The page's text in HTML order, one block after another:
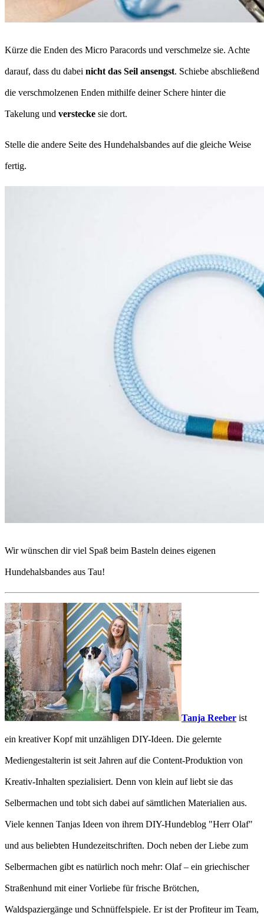
Kürze die Enden des Micro Paracords und verschmelze sie. Achte
darauf, dass du dabei nicht das Seil ansengst. Schiebe abschließend
die verschmolzenen Enden mithilfe deiner Schere hinter die
Takelung und verstecke sie dort.
Stelle die andere Seite des Hundehalsbandes auf die gleiche Weise
fertig.
Wir wünschen dir viel Spaß beim Basteln deines eigenen
Hundehalsbandes aus Tau!
Tanja Reeber ist
ein kreativer Kopf mit unzähligen DIY-Ideen. Die gelernte
Mediengestalterin ist seit Jahren auf die Content-Produktion von
Kreativ-Inhalten spezialisiert. Denn von klein auf liebt sie das
Selbermachen und tobt sich dabei auf sämtlichen Materialien aus.
Viele kennen Tanjas Ideen von ihrem DIY-Hundeblog "Herr Olaf"
und aus beliebten Hundezeitschriften. Doch neben der Liebe zum
Selbermachen gibt es natürlich noch mehr: Olaf – ein griechischer
Straßenhund mit einer Vorliebe für frische Brötchen,
Waldspaziergänge und Schnüffelspiele. Er ist der Profiteur im Team,